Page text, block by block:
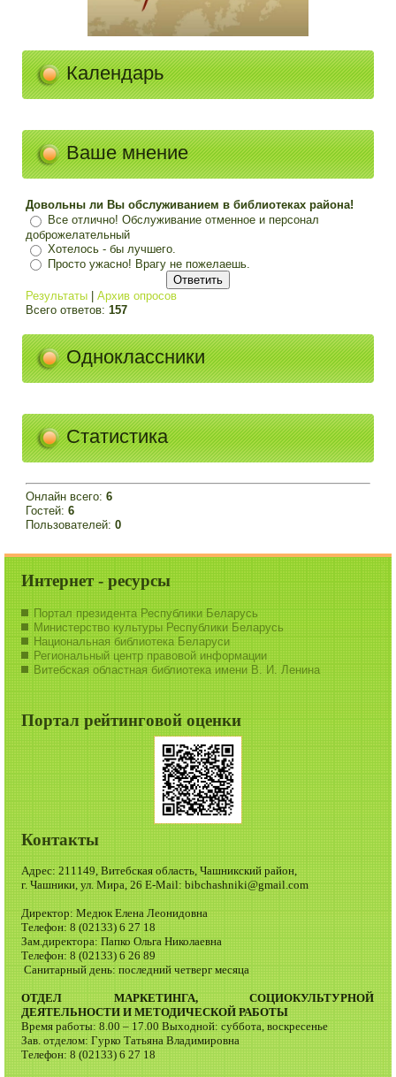
Календарь
Ваше мнение
Довольны ли Вы обслуживанием в библиотеках района!
Все отлично! Обслуживание отменное и персонал
доброжелательный
Хотелось - бы лучшего.
Просто ужасно! Врагу не пожелаешь.
Результаты |Архив опросов
Всего ответов:157
Одноклассники
Статистика
Онлайн всего:6
Гостей:6
Пользователей:0
Интернет - ресурсы
Портал президента Республики Беларусь
Министерство культуры Республики Беларусь
Национальная библиотека Беларуси
Региональный центр правовой информации
Витебская областная библиотека имени В. И. Ленина
Портал рейтинговой оценки
Контакты
Адрес: 211149, Витебская область, Чашникский район,
г. Чашники, ул. Мира, 26 E-Mail: bibchashniki@gmail.com
Директор: Медюк Елена Леонидовна
Телефон: 8 (02133) 6 27 18
Зам.директора: Папко Ольга Николаевна
Телефон: 8 (02133) 6 26 89
Санитарный день: последний четверг месяца
ОТДЕЛ МАРКЕТИНГА, СОЦИОКУЛЬТУРНОЙ
ДЕЯТЕЛЬНОСТИ И МЕТОДИЧЕСКОЙ РАБОТЫ
Время работы: 8.00 – 17.00 Выходной: суббота, воскресенье
Зав. отделом: Гурко Татьяна Владимировна
Телефон: 8 (02133) 6 27 18